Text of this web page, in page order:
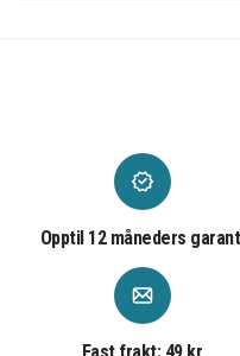
854117-850,
8PV68AV,
8TP49AV,
913691-952,
L25298-001,
Adaptern ersätter:
Opptil 12 måneders